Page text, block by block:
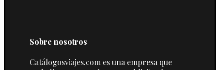
Sobre nosotros
Catálogosviajes.com es una empresa que